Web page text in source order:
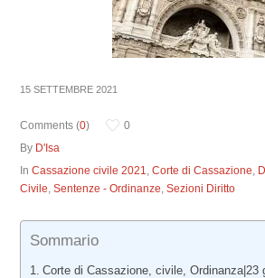
15 SETTEMBRE 2021
Comments (0)
0
By D'Isa
InCassazione civile 2021,Corte di Cassazione,
Civile,Sentenze - Ordinanze,Sezioni Diritto
Sommario
Corte di Cassazione, civile, Ordinanza|23